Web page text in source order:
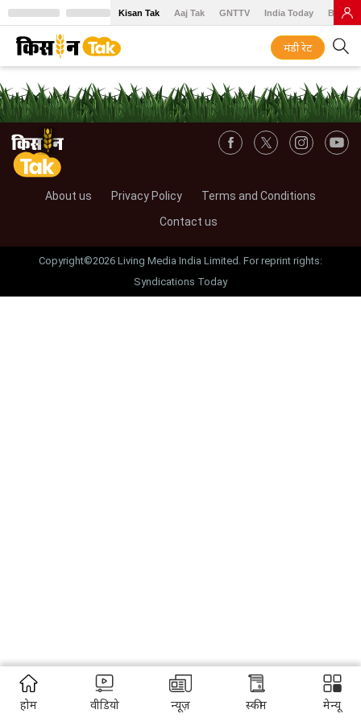
Kisan Tak Aaj Tak GNTTV India Today BT
मंडी रेट
About us Privacy Policy
Terms and Conditions
Contact us
Copyright©2026 Living Media India Limited. For reprint rights:
Syndications Today
होम वीडियो न्यूज़ स्कीम मेन्यू